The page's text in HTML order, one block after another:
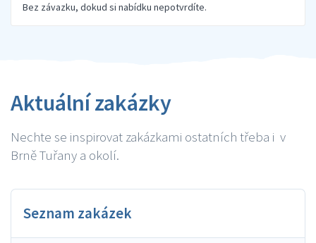
Bez závazku, dokud si nabídku nepotvrdíte.
Aktuální zakázky
Nechte se inspirovat zakázkami ostatních třeba i v
Brně Tuřany a okolí.
Seznam zakázek